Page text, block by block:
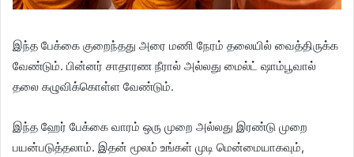
இந்த பேக்கை குறைந்தது அரை மணி நேரம் தலையில் வைத்திருக்க
வேண்டும். பின்னர் சாதாரண நீரால் அல்லது மைல்ட் ஷாம்பூவால்
தலை கழுவிக்கொள்ள வேண்டும்.
இந்த ஹேர் பேக்கை வாரம் ஒரு முறை அல்லது இரண்டு முறை
பயன்படுத்தலாம். இதன் மூலம் உங்கள் முடி மென்மையாகவும்,